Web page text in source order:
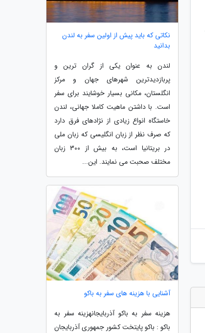
نکاتی که باید پیش از اولین سفر به لندن
بدانید
لندن به عنوان یکی از گران ترین و
پربازدیدترین شهرهای جهان و مرکز
انگلستان، مکانی بسیار خوشایند برای سفر
است. با داشتن ماهیت کاملا جهانی، لندن
خاستگاه انواع زیادی از نژادهای فرق دارد
که صرف نظر از زبان انگلیسی که زبان ملی
در بریتانیا است، به بیش از 300 زبان
مختلف صحبت می نمایند. این...
آشنایی با هزینه های سفر به باکو
هزینه سفر به باکو آذربایجانهزینه سفر به
باکو : باکو پایتخت کشور جمهوری آذربایجان